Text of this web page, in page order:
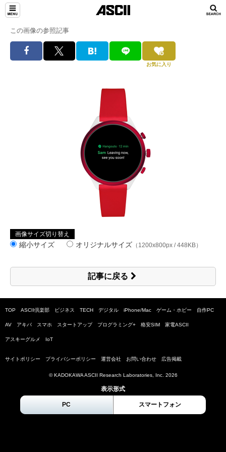
この画像の参照記事
お気に入り
画像サイズ切り替え
縮小サイズ オリジナルサイズ （1200x800px / 448KB）
記事に戻る
TOP ASCII倶楽部 ビジネス TECH デジタル iPhone/Mac ゲーム・ホビー 自作PC
AV アキバ スマホ スタートアップ プログラミング+ 格安SIM 家電ASCII
アスキーグルメ IoT
サイトポリシー プライバシーポリシー 運営会社 お問い合わせ 広告掲載
© KADOKAWA ASCII Research Laboratories, Inc. 2026
表示形式
PC スマートフォン